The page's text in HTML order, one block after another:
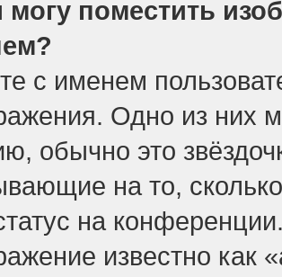
могу поместить
с именем
Одно из них
обычно это
на то,
на
известно как